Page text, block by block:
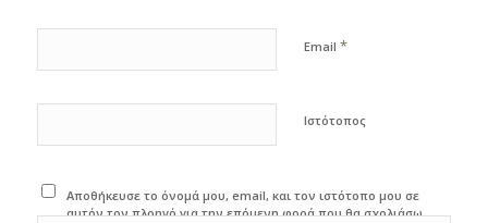
Email *
Ιστότοπος
Αποθήκευσε το όνομά μου, email, και τον ιστότοπο μου σε
αυτόν τον πλοηγό για την επόμενη φορά που θα σχολιάσω.